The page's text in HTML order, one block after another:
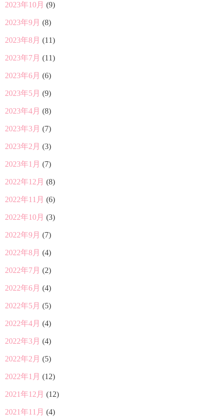
2023年10月 (9)
2023年9月 (8)
2023年8月 (11)
2023年7月 (11)
2023年6月 (6)
2023年5月 (9)
2023年4月 (8)
2023年3月 (7)
2023年2月 (3)
2023年1月 (7)
2022年12月 (8)
2022年11月 (6)
2022年10月 (3)
2022年9月 (7)
2022年8月 (4)
2022年7月 (2)
2022年6月 (4)
2022年5月 (5)
2022年4月 (4)
2022年3月 (4)
2022年2月 (5)
2022年1月 (12)
2021年12月 (12)
2021年11月 (4)